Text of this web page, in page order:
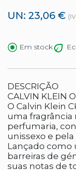
UN: 23,06 €
Em stock
DESCRIÇÃO
CALVIN KLEIN
O Calvin Klein
uma fragrância
perfumaria,
unissexo e
Lançado
barreiras de
suas notas de